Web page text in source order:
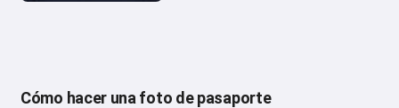
Cómo hacer una foto de pasaporte